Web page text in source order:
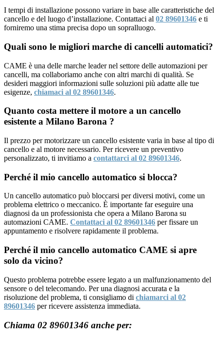
I tempi di installazione possono variare in base alle caratteristiche del
cancello e del luogo d’installazione. Contattaci al 02 89601346 e ti
forniremo una stima precisa dopo un sopralluogo.
Quali sono le migliori marche di cancelli automatici?
CAME è una delle marche leader nel settore delle automazioni per
cancelli, ma collaboriamo anche con altri marchi di qualità. Se
desideri maggiori informazioni sulle soluzioni più adatte alle tue
esigenze, chiamaci al 02 89601346.
Quanto costa mettere il motore a un cancello
esistente a Milano Barona ?
Il prezzo per motorizzare un cancello esistente varia in base al tipo di
cancello e al motore necessario. Per ricevere un preventivo
personalizzato, ti invitiamo a contattarci al 02 89601346.
Perché il mio cancello automatico si blocca?
Un cancello automatico può bloccarsi per diversi motivi, come un
problema elettrico o meccanico. È importante far eseguire una
diagnosi da un professionista che opera a Milano Barona su
automazioni CAME. Contattaci al 02 89601346 per fissare un
appuntamento e risolvere rapidamente il problema.
Perché il mio cancello automatico CAME si apre
solo da vicino?
Questo problema potrebbe essere legato a un malfunzionamento del
sensore o del telecomando. Per una diagnosi accurata e la
risoluzione del problema, ti consigliamo di chiamarci al 02
89601346 per ricevere assistenza immediata.
Chiama 02 89601346 anche per: